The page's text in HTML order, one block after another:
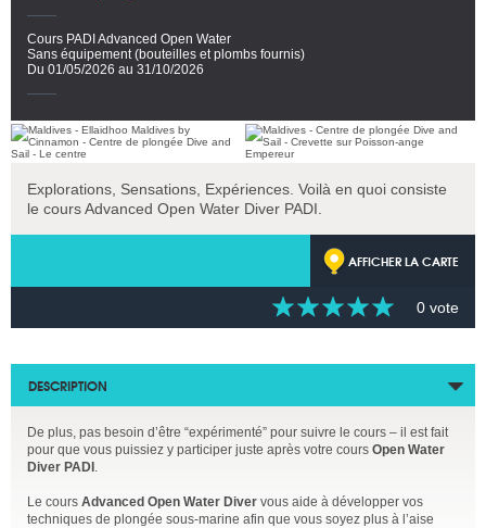
Cours PADI Advanced Open Water
Sans équipement (bouteilles et plombs fournis)
Du 01/05/2026 au 31/10/2026
Explorations, Sensations, Expériences. Voilà en quoi consiste
le cours Advanced Open Water Diver PADI.
AFFICHER LA CARTE
0 vote
DESCRIPTION
De plus, pas besoin d’être “expérimenté” pour suivre le cours – il est fait
pour que vous puissiez y participer juste après votre cours Open Water
Diver PADI .
Le cours Advanced Open Water Diver vous aide à développer vos
techniques de plongée sous-marine afin que vous soyez plus à l’aise